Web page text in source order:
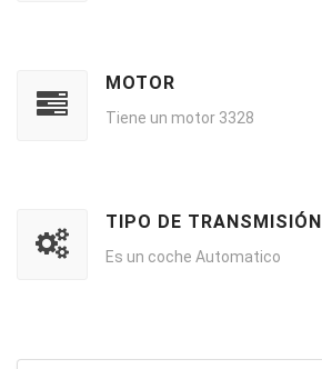
MOTOR
Tiene un motor 3328
TIPO DE TRANSMISIÓN
Es un coche Automatico